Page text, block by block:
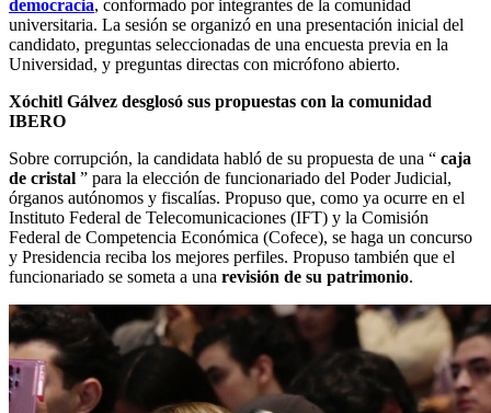
democracia, conformado por integrantes de la comunidad
universitaria. La sesión se organizó en una presentación inicial del
candidato, preguntas seleccionadas de una encuesta previa en la
Universidad, y preguntas directas con micrófono abierto.
Xóchitl Gálvez desglosó sus propuestas con la comunidad
IBERO
Sobre corrupción, la candidata habló de su propuesta de una “ caja
de cristal ” para la elección de funcionariado del Poder Judicial,
órganos autónomos y fiscalías. Propuso que, como ya ocurre en el
Instituto Federal de Telecomunicaciones (IFT) y la Comisión
Federal de Competencia Económica (Cofece), se haga un concurso
y Presidencia reciba los mejores perfiles. Propuso también que el
funcionariado se someta a una revisión de su patrimonio.